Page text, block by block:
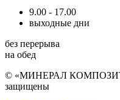
9.00 - 17.00
выходные дни
без перерыва
на обед
© «МИНЕРАЛ КОМПОЗИТ
защищены